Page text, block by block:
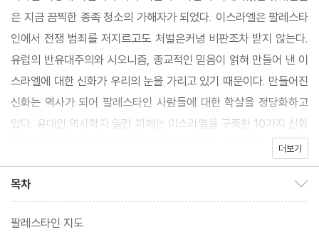
은 지금 끔찍한 종족 청소의 가해자가 되었다. 이스라엘은 팔레스타
인에서 전쟁 범죄를 저지르고도 처벌은커녕 비판조차 받지 않는다.
유럽의 반유대주의와 시오니즘, 종교적인 믿음이 얽혀 만들어 낸 이
스라엘에 대한 신화가 우리의 눈을 가리고 있기 때문이다. 만들어진
신화는 역사가 되어 팔레스타인 사람들에 대한 학살을 정당화하고
있다. 유대인 역사학자 일란 파페는 이스라엘을 구축한 10가지 신화
더보기
목차
팔레스타인 지도